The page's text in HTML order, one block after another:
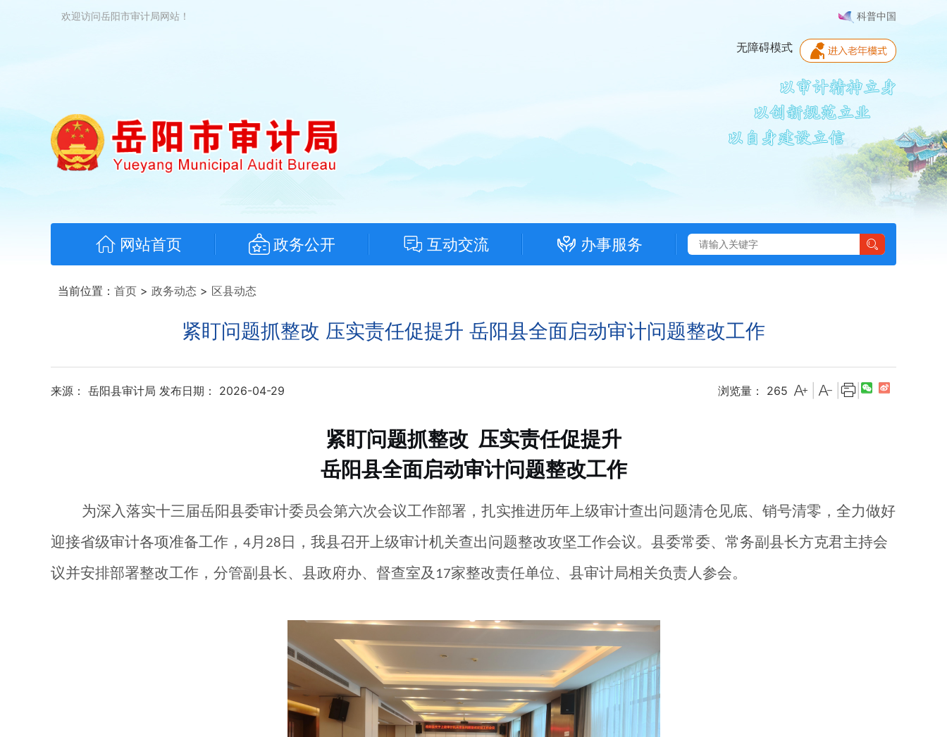
欢迎访问岳阳市审计局网站！ 科普中国
无障碍模式
网站首页 政务公开 互动交流 办事服务
当前位置： 首页 > 政务动态 > 区县动态
紧盯问题抓整改 压实责任促提升 岳阳县全面启动审计问题整改工作
来源： 岳阳县审计局 发布日期： 2026-04-29 浏览量： 265
紧盯问题抓整改 压实责任促提升
岳阳县全面启动审计问题整改工作
为深入落实十三届岳阳县委审计委员会第六次会议工作部署，扎实推进历年上级审计查出问题清仓见底、销号清零，全力做好
迎接省级审计各项准备工作， 4月 28 日，我县召开上级审计机关查出问题整改攻坚工作会议。县委常委、常务副县长方克君主持会
议并安排部署整改工作，分管副县长、县政府办、督查室及 17家整改责任单位、县审计局相关负责人参会。